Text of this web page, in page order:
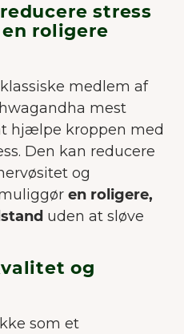
stress
roligere
medlem af
mest
hjælpe kroppen med
Den kan reducere
og
en roligere,
uden at sløve
og
som et